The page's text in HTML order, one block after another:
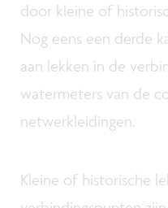
door kleine of
Nog eens een derde
aan lekken in de
watermeters van de
netwerkleidingen.
Kleine of historische